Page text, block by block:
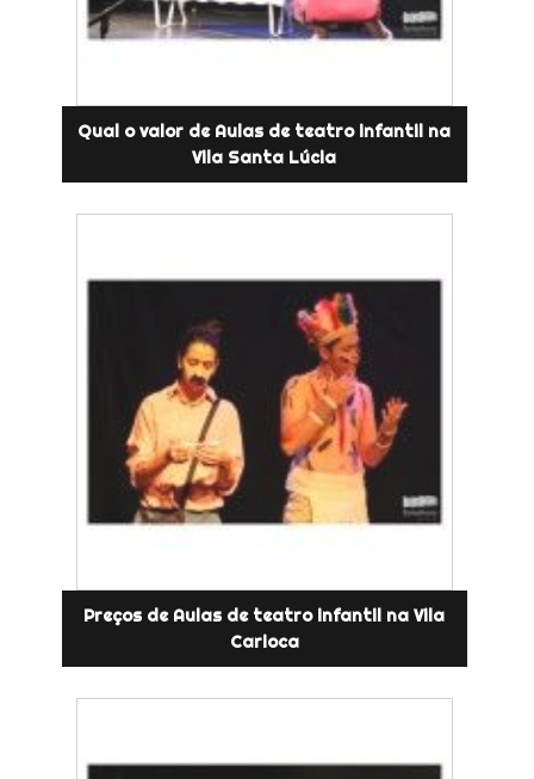
Qual o valor de Aulas de teatro infantil na
Vila Santa Lúcia
Preços de Aulas de teatro infantil na Vila
Carioca